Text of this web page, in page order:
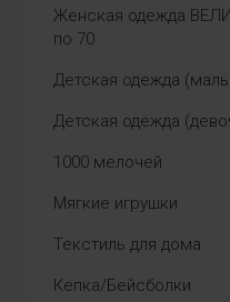
Женская одежда
по 70
Детская одежда
Детская одежда
1000 мелочей
Мягкие игрушки
Текстиль для дома
Кепка/Бейсболки